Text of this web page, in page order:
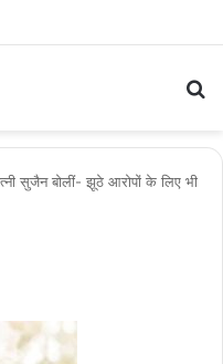
सुजैन बोलीं- झूठे आरोपों के लिए भी